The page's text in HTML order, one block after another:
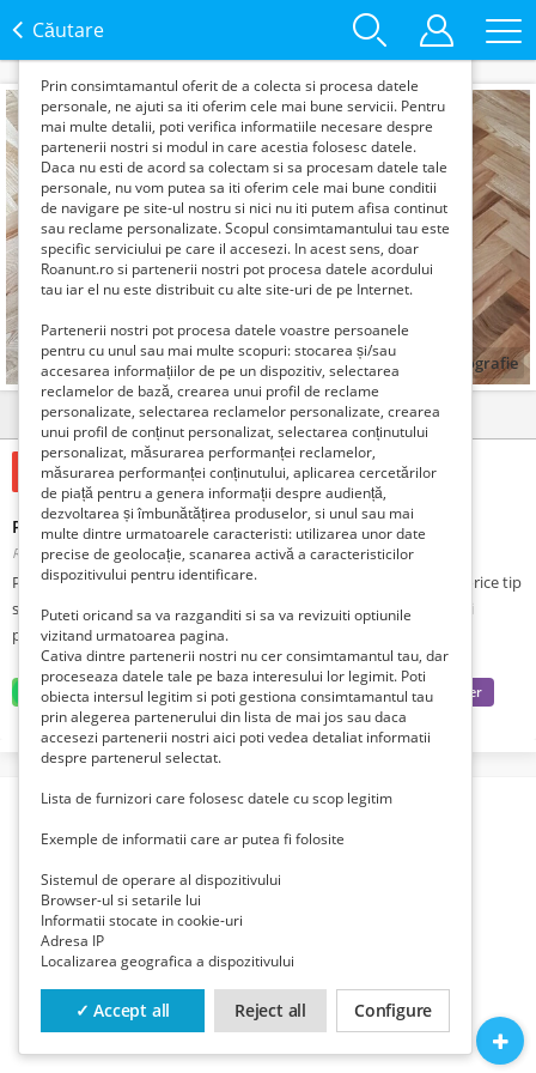
Căutare
fotografie
Detalii Contact
50 Lei
Parchetar Prahova
Romania, Prahova, Busteni, Publicat 1 lună zi în urmă
Parchetar cu experienta in domeniu de peste 20 de ani, montez orice tip
sau model de parchet, raschetez parchet sau dusumele cu masini
profesionale.Calitate garantata! tel 0721877386
date sunt folosite pentru analizarea traffic-ului pe site-ul
Prin consimtamantul oferit de a colecta si procesa datele
personale, ne ajuti sa iti oferim cele mai bune servicii. Pentru
mai multe detalii, poti verifica informatiile necesare despre
partenerii nostri si modul in care acestia folosesc datele.
Daca nu esti de acord sa colectam si sa procesam datele tale
personale, nu vom putea sa iti oferim cele mai bune conditii
de navigare pe site-ul nostru si nici nu iti putem afisa continut
sau reclame personalizate. Scopul consimtamantului tau este
specific serviciului pe care il accesezi. In acest sens, doar
Roanunt.ro si partenerii nostri pot procesa datele acordului
tau iar el nu este distribuit cu alte site-uri de pe Internet.
Partenerii nostri pot procesa datele voastre persoanele
pentru cu unul sau mai multe scopuri: stocarea și/sau
accesarea informațiilor de pe un dispozitiv, selectarea
reclamelor de bază, crearea unui profil de reclame
personalizate, selectarea reclamelor personalizate, crearea
unui profil de conținut personalizat, selectarea conținutului
personalizat, măsurarea performanței reclamelor,
măsurarea performanței conținutului, aplicarea cercetărilor
de piață pentru a genera informații despre audiență,
dezvoltarea și îmbunătățirea produselor, si unul sau mai
multe dintre urmatoarele caracteristi: utilizarea unor date
precise de geolocație, scanarea activă a caracteristicilor
dispozitivului pentru identificare.
Puteti oricand sa va razganditi si sa va revizuiti optiunile
vizitand urmatoarea pagina.
Cativa dintre partenerii nostri nu cer consimtamantul tau, dar
proceseaza datele tale pe baza interesului lor legimit. Poti
obiecta intersul legitim si poti gestiona consimtamantul tau
prin alegerea partenerului din lista de mai jos sau daca
accesezi partenerii nostri aici poti vedea detaliat informatii
despre partenerul selectat.
Lista de furnizori care folosesc datele cu scop legitim
Exemple de informatii care ar putea fi folosite
Sistemul de operare al dispozitivului
Browser-ul si setarile lui
Informatii stocate in cookie-uri
Adresa IP
Localizarea geografica a dispozitivului
✓ Accept all Reject all Configure